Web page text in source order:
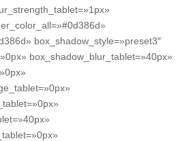
box_shadow_style=»preset3″
box_shadow_blur_tablet=»40px»